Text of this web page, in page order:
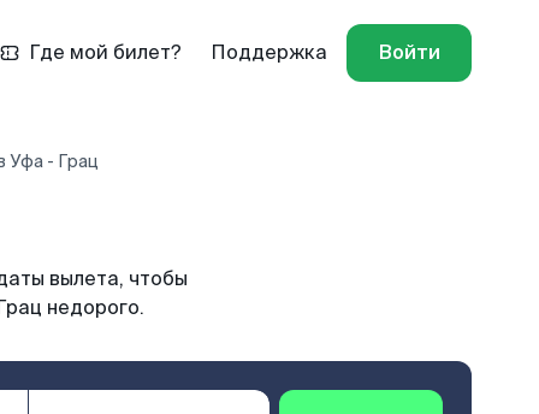
Где мой билет? Поддержка Войти
Уфа - Грац
вылета, чтобы
недорого.